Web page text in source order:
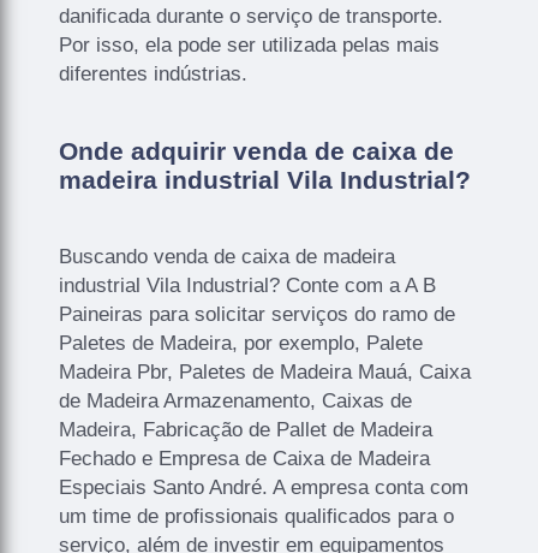
danificada durante o serviço de transporte.
Por isso, ela pode ser utilizada pelas mais
diferentes indústrias.
Onde adquirir venda de caixa de
madeira industrial Vila Industrial?
Buscando venda de caixa de madeira
industrial Vila Industrial? Conte com a A B
Paineiras para solicitar serviços do ramo de
Paletes de Madeira, por exemplo, Palete
Madeira Pbr, Paletes de Madeira Mauá, Caixa
de Madeira Armazenamento, Caixas de
Madeira, Fabricação de Pallet de Madeira
Fechado e Empresa de Caixa de Madeira
Especiais Santo André. A empresa conta com
um time de profissionais qualificados para o
serviço, além de investir em equipamentos